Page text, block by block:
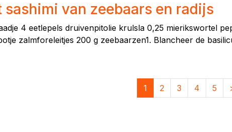
sashimi van zeebaars en radijs
4 eetlepels druivenpitolie krulsla 0,25 mierikswortel
zalmforeleitjes 200 g zeebaarzen1. Blancheer de
1 2 3 4 5